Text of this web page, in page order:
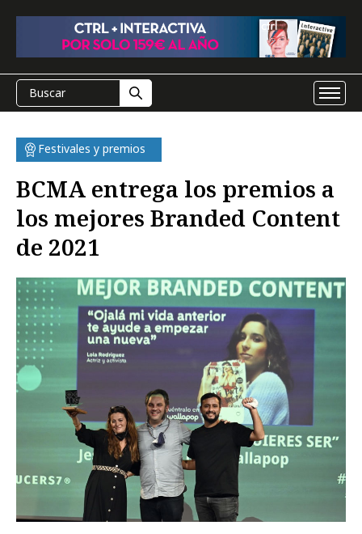
Festivales y premios
BCMA entrega los premios a
los mejores Branded Content
de 2021